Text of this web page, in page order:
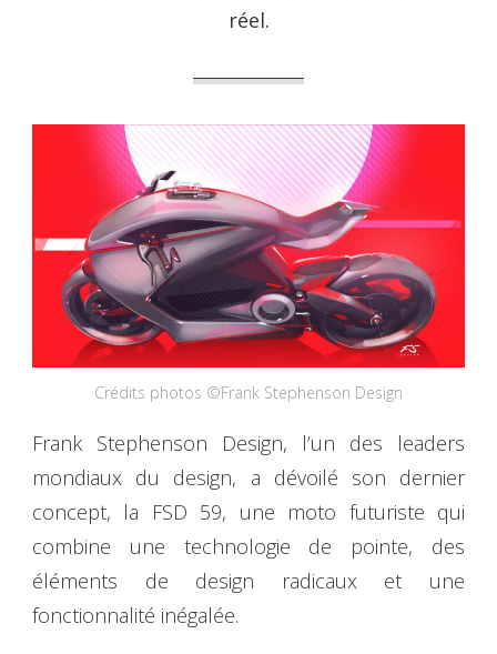
réel.
Crédits photos ©Frank Stephenson Design
Frank Stephenson Design, l’un des leaders
mondiaux du design, a dévoilé son dernier
concept, la FSD 59, une moto futuriste qui
combine une technologie de pointe, des
éléments de design radicaux et une
fonctionnalité inégalée.